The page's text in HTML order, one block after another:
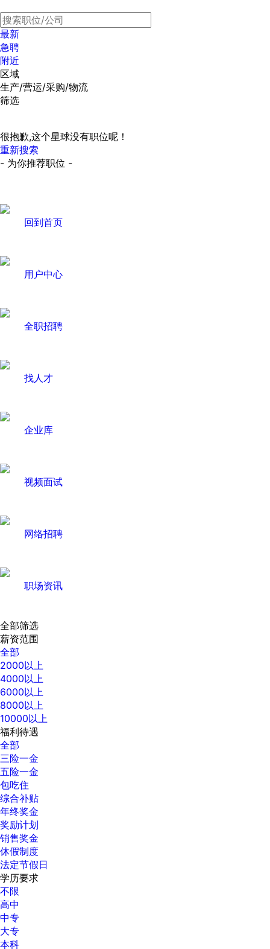
最新
急聘
附近
区域
生产/营运/采购/物流
筛选
很抱歉,这个星球没有职位呢！
重新搜索
- 为你推荐职位 -
回到首页
用户中心
全职招聘
找人才
企业库
视频面试
网络招聘
职场资讯
全部筛选
薪资范围
全部
2000以上
4000以上
6000以上
8000以上
10000以上
福利待遇
全部
三险一金
五险一金
包吃住
综合补贴
年终奖金
奖励计划
销售奖金
休假制度
法定节假日
学历要求
不限
高中
中专
大专
本科